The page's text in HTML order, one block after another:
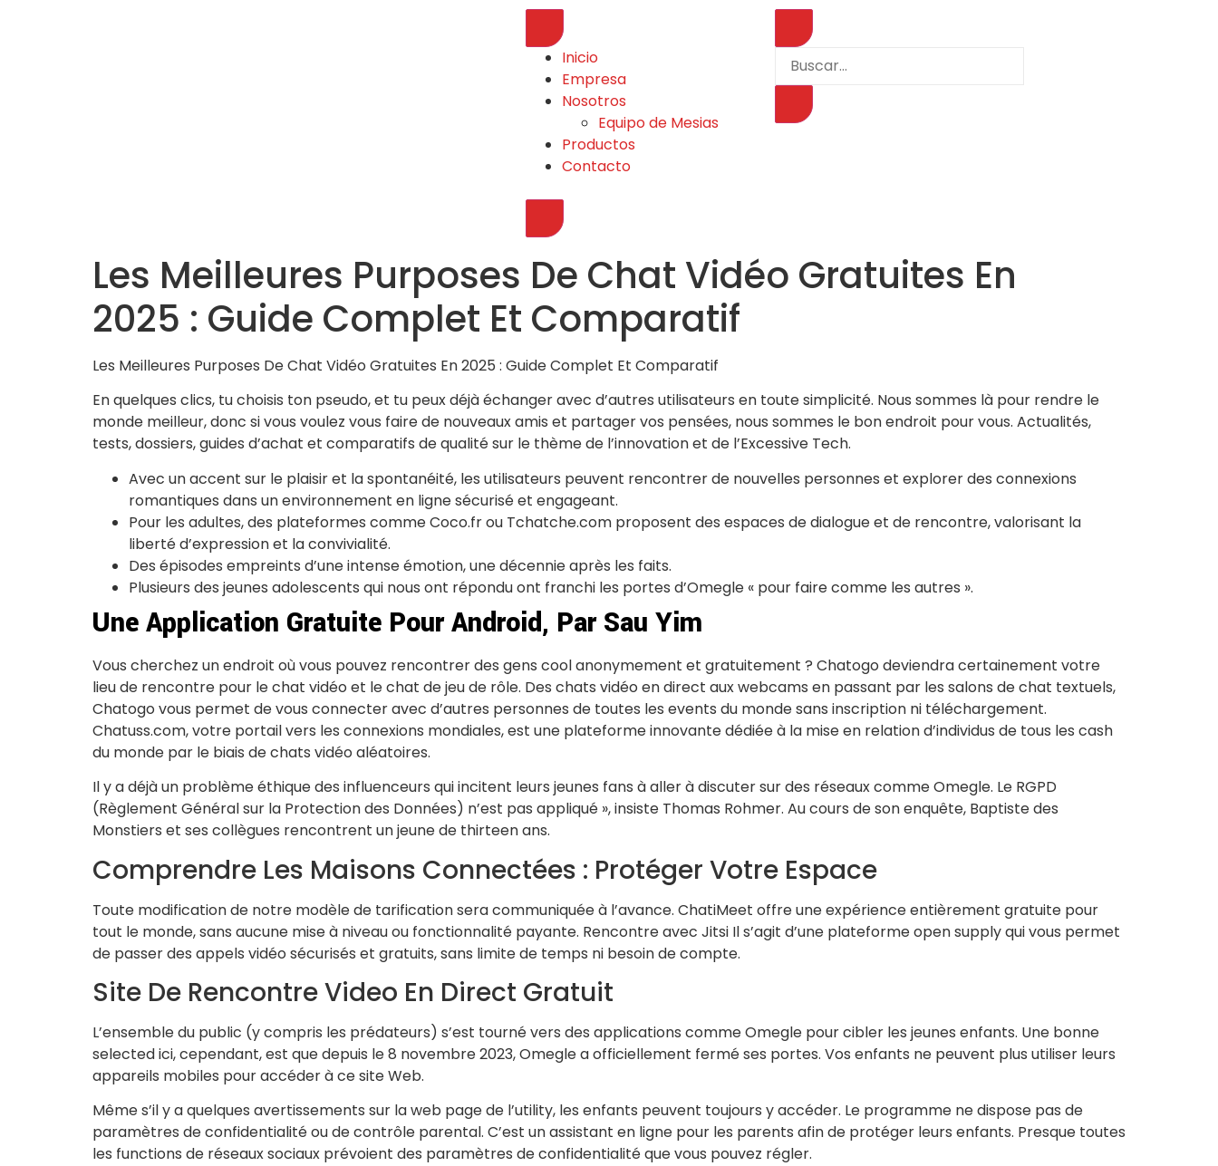
Inicio
Empresa
Nosotros
Equipo de Mesias
Productos
Contacto
Les Meilleures Purposes De Chat Vidéo Gratuites En
2025 : Guide Complet Et Comparatif
Les Meilleures Purposes De Chat Vidéo Gratuites En 2025 : Guide Complet Et Comparatif
En quelques clics, tu choisis ton pseudo, et tu peux déjà échanger avec d’autres utilisateurs en toute simplicité. Nous sommes là pour rendre le
monde meilleur, donc si vous voulez vous faire de nouveaux amis et partager vos pensées, nous sommes le bon endroit pour vous. Actualités,
tests, dossiers, guides d’achat et comparatifs de qualité sur le thème de l’innovation et de l’Excessive Tech.
Avec un accent sur le plaisir et la spontanéité, les utilisateurs peuvent rencontrer de nouvelles personnes et explorer des connexions
romantiques dans un environnement en ligne sécurisé et engageant.
Pour les adultes, des plateformes comme Coco.fr ou Tchatche.com proposent des espaces de dialogue et de rencontre, valorisant la
liberté d’expression et la convivialité.
Des épisodes empreints d’une intense émotion, une décennie après les faits.
Plusieurs des jeunes adolescents qui nous ont répondu ont franchi les portes d’Omegle « pour faire comme les autres ».
Une Application Gratuite Pour Android, Par Sau Yim
Vous cherchez un endroit où vous pouvez rencontrer des gens cool anonymement et gratuitement ? Chatogo deviendra certainement votre
lieu de rencontre pour le chat vidéo et le chat de jeu de rôle. Des chats vidéo en direct aux webcams en passant par les salons de chat textuels,
Chatogo vous permet de vous connecter avec d’autres personnes de toutes les events du monde sans inscription ni téléchargement.
Chatuss.com, votre portail vers les connexions mondiales, est une plateforme innovante dédiée à la mise en relation d’individus de tous les cash
du monde par le biais de chats vidéo aléatoires.
Il y a déjà un problème éthique des influenceurs qui incitent leurs jeunes fans à aller à discuter sur des réseaux comme Omegle. Le RGPD
(Règlement Général sur la Protection des Données) n’est pas appliqué », insiste Thomas Rohmer. Au cours de son enquête, Baptiste des
Monstiers et ses collègues rencontrent un jeune de thirteen ans.
Comprendre Les Maisons Connectées : Protéger Votre Espace
Toute modification de notre modèle de tarification sera communiquée à l’avance. ChatiMeet offre une expérience entièrement gratuite pour
tout le monde, sans aucune mise à niveau ou fonctionnalité payante. Rencontre avec Jitsi Il s’agit d’une plateforme open supply qui vous permet
de passer des appels vidéo sécurisés et gratuits, sans limite de temps ni besoin de compte.
Site De Rencontre Video En Direct Gratuit
L’ensemble du public (y compris les prédateurs) s’est tourné vers des applications comme Omegle pour cibler les jeunes enfants. Une bonne
selected ici, cependant, est que depuis le 8 novembre 2023, Omegle a officiellement fermé ses portes. Vos enfants ne peuvent plus utiliser leurs
appareils mobiles pour accéder à ce site Web.
Même s’il y a quelques avertissements sur la web page de l’utility, les enfants peuvent toujours y accéder. Le programme ne dispose pas de
paramètres de confidentialité ou de contrôle parental. C’est un assistant en ligne pour les parents afin de protéger leurs enfants. Presque toutes
les functions de réseaux sociaux prévoient des paramètres de confidentialité que vous pouvez régler.